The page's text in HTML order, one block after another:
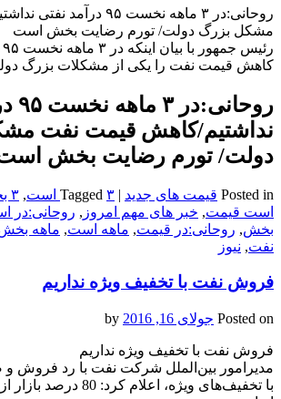
روحانی:در ۳ ماهه نخست ۹۵
مشکل بزرگ دولت/ تورم رضایت بخش است
کاهش قیمت نفت را یکی از مشکلات بزرگ
نداشتیم/کاهش قیمت نفت
دولت/ تورم رضایت بخش
Posted in قیمت های جدید |
Tagged ۳ است , ۳ بخش
است قیمت, خبر های مهم امروز , روحانی:در
بخش, روحانی:در قیمت, ماهه است, ماهه
نفت, نیوز
فروش نفت با تخفیف ویژه نداریم
Posted on جولای 16, 2016
فروش نفت با تخفیف ویژه نداریم
مدیرامور بین‌الملل شرکت نفت با رد فروش و
با تخفیف‌های ویژه، اعلام